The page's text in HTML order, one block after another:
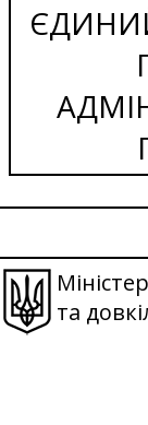
та